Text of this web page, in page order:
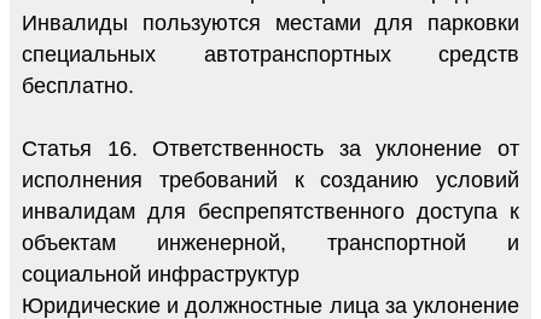
Инвалиды пользуются местами для парковки
специальных автотранспортных средств
бесплатно.
Статья 16. Ответственность за уклонение от
исполнения требований к созданию условий
инвалидам для беспрепятственного доступа к
объектам инженерной, транспортной и
социальной инфраструктур
Юридические и должностные лица за уклонение